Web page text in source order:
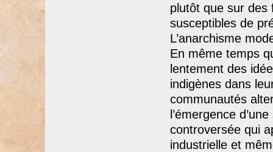
plutôt que sur des
susceptibles de
L’anarchisme
En même temps
lentement des
indigènes dans
communautés
l’émergence
controversée qui
industrielle et